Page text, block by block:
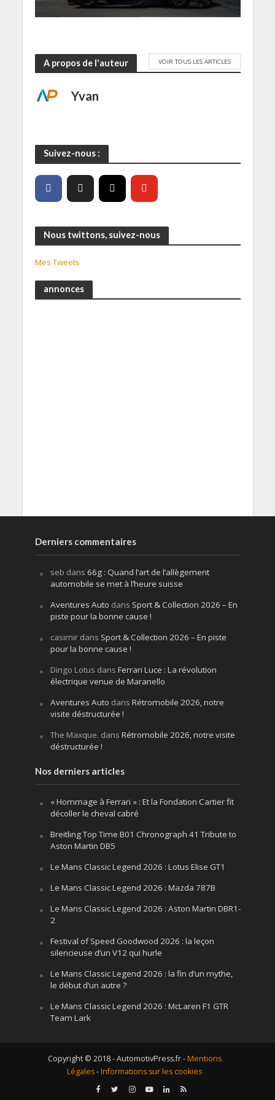
A propos de l'auteur VOIR TOUS LES ARTICLES
Yvan
Suivez-nous :
Nous twittons, suivez-nous
Mes Tweets
annonces
Derniers commentaires
seb dans 66g : Quand l’art de l’allègement
automobile se met à l’heure suisse
Aventures Auto dans Sport & Collection 2026 – En
piste pour la bonne cause !
casimirdans Sport & Collection 2026 – En piste
pour la bonne cause !
Dingo Lotus dans Ferrari Luce : La révolution
électrique venue de Maranello
Aventures Auto dans Rétromobile 2026, notre
visite déstructurée !
The Maxque. dans Rétromobile 2026, notre visite
déstructurée !
Nos derniers articles
« Hommage à Ferrari » : Et la Fondation Cartier fit
décoller le cheval cabré
Breitling Top Time B01 Chronograph 41 Tribute to
Aston Martin DB5
Le Mans Classic Legend 2026 : Lotus Elise GT1
Le Mans Classic Legend 2026 : Mazda 787B
Le Mans Classic Legend 2026 : Aston Martin DBR1-
2
Festival of Speed Goodwood 2026 : la leçon
silencieuse d’un V12 qui hurle
Le Mans Classic Legend 2026 : la fin d’un mythe,
le début d’un autre ?
Le Mans Classic Legend 2026 : McLaren F1 GTR
Team Lark
Copyright © 2018 - AutomotivPress.fr -Mentions
Légales-Informations sur les cookies